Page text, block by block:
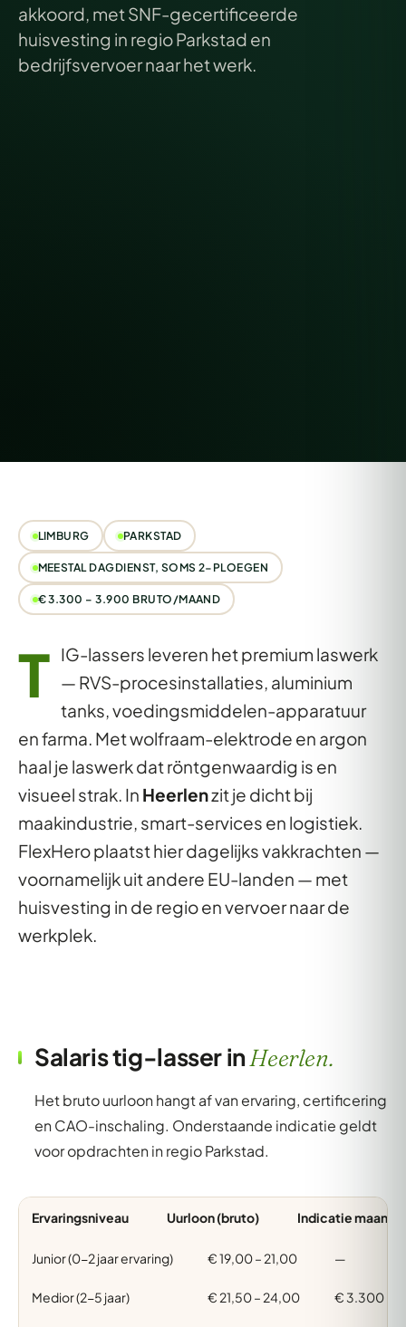
akkoord, met SNF-gecertificeerde
huisvesting in regio Parkstad en
bedrijfsvervoer naar het werk.
LIMBURG PARKSTAD
MEESTAL DAGDIENST, SOMS 2-PLOEGEN
€ 3.300 – 3.900 BRUTO/MAAND
T IG-lassers leveren het premium laswerk
— RVS-procesinstallaties, aluminium
tanks, voedingsmiddelen-apparatuur
en farma. Met wolfraam-elektrode en argon
haal je laswerk dat röntgenwaardig is en
visueel strak. In Heerlenzit je dicht bij
maakindustrie, smart-services en logistiek.
FlexHero plaatst hier dagelijks vakkrachten —
voornamelijk uit andere EU-landen — met
huisvesting in de regio en vervoer naar de
werkplek.
Salaris tig-lasser inHeerlen.
Het bruto uurloon hangt af van ervaring, certificering
en CAO-inschaling. Onderstaande indicatie geldt
voor opdrachten in regio Parkstad.
Ervaringsniveau Uurloon (bruto) Indicatie maand
Junior (0-2 jaar ervaring) € 19,00 – 21,00 —
Medior (2-5 jaar) € 21,50 – 24,00 € 3.300 –